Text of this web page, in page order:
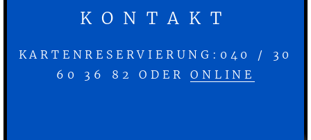
KONTAKT
KARTENRESERVIERUNG:040 / 30
60 36 82 ODERONLINE